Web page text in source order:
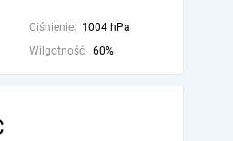
Ciśnienie: 1004 hPa
Wilgotność: 60%